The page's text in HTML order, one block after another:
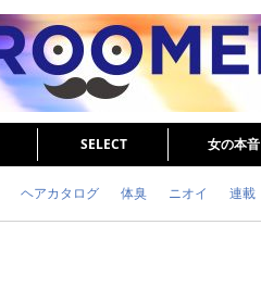
SELECT 女の本音
ヘアカタログ 体臭 ニオイ 連載